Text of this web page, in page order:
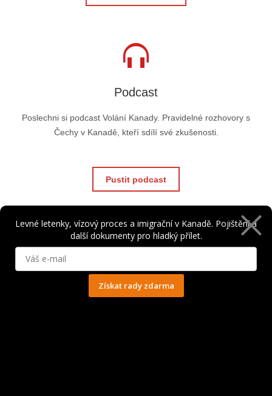
Podcast
Poslechni si podcast Volání Kanady. Pravidelné rozhovory s
Čechy v Kanadě, kteří sdílí své zkušenosti.
Pustit podcast
Členská sekce
Levné letenky, vízový proces a imigrační v Kanadě. Pojištění a
další dokumenty pro hladký přílet.
Získat rady zdarma